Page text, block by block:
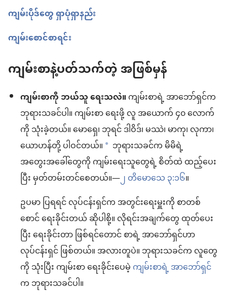
ကျမ်းပိုဒ်တွေ ရှာပုံရှာနည်း
ကျမ်းစောင်စာရင်း
ကျမ်းစာနဲ့ပတ်သက်တဲ့ အဖြစ်မှန်
ကျမ်းစာကို ဘယ်သူ ရေးသလဲ။ကျမ်းစာရဲ့ အာဘော်ရှင်က
ဘုရားသခင်ပါ။ ကျမ်းစာ ရေးဖို့ လူ အယောက် ၄၀ လောက်
ကို သုံးခဲ့တယ်။ မောရှေ၊ ဘုရင် ဒါဝိဒ်၊ မဿဲ၊ မာကု၊ လုကာ၊
ယောဟန်တို့ ပါဝင်တယ်။ a ဘုရားသခင်က မိမိရဲ့
အတွေးအခေါ်တွေကို ကျမ်းရေးသူတွေရဲ့ စိတ်ထဲ ထည့်ပေး
ပြီး မှတ်တမ်းတင်စေတယ်။—၂ တိမောသေ ၃:၁၆။
ဥပမာ ပြရရင် လုပ်ငန်းရှင်က အတွင်းရေးမှူးကို စာတစ်
စောင် ရေးခိုင်းတယ် ဆိုပါစို့။ လိုရင်းအချက်တွေ ထုတ်ပေး
ပြီး ရေးခိုင်းတာ ဖြစ်ရင်တောင် စာရဲ့ အာဘော်ရှင်ဟာ
လုပ်ငန်းရှင် ဖြစ်တယ်။ အလားတူပဲ။ ဘုရားသခင်က လူတွေ
ကို သုံးပြီး ကျမ်းစာ ရေးခိုင်းပေမဲ့ကျမ်းစာရဲ့ အာဘော်ရှင်
က ဘုရားသခင်ပါ။